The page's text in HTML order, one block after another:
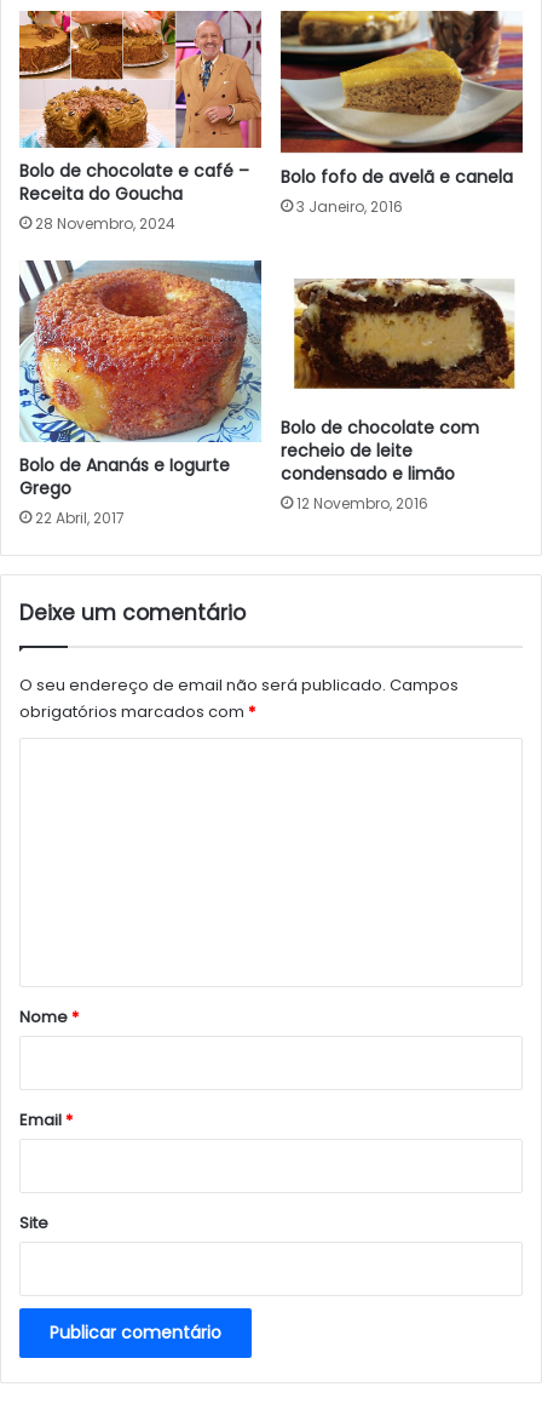
Bolo de chocolate e café –
Receita do Goucha
28 Novembro, 2024
Bolo fofo de avelã e canela
3 Janeiro, 2016
Bolo de Ananás e Iogurte
Grego
22 Abril, 2017
Bolo de chocolate com
recheio de leite
condensado e limão
12 Novembro, 2016
Deixe um comentário
O seu endereço de email não será publicado. Campos
obrigatórios marcados com *
r
*
Nome*
Email*
Site